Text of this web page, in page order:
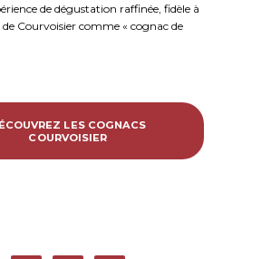
de dégustation raffinée, fidèle à
Courvoisier comme « cognac de
LES COGNACS
COURVOISIER